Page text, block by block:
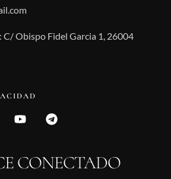
C/ Obispo Fidel Garcia 1, 26004
CONECTADO